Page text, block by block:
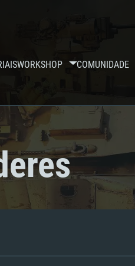
WORKSHOP COMUNIDADE